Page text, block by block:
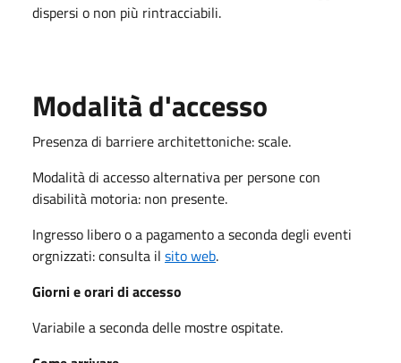
dispersi o non più rintracciabili.
Modalità d'accesso
Presenza di barriere architettoniche: scale.
Modalità di accesso alternativa per persone con
disabilità motoria: non presente.
Ingresso libero o a pagamento a seconda degli eventi
orgnizzati: consulta il sito web.
Giorni e orari di accesso
Variabile a seconda delle mostre ospitate.